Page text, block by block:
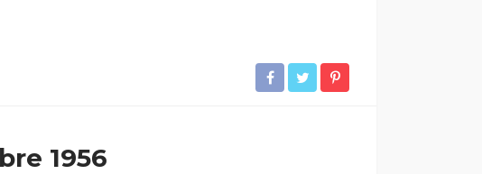
1956